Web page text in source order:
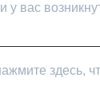
вас
здесь,